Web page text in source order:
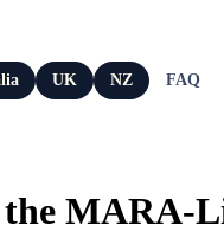
UK NZ FAQ
MARA-